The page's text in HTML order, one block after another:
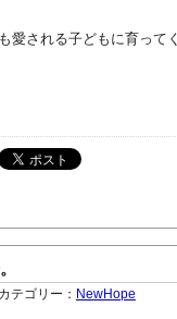
愛される子どもに育って
カテゴリー： NewHope